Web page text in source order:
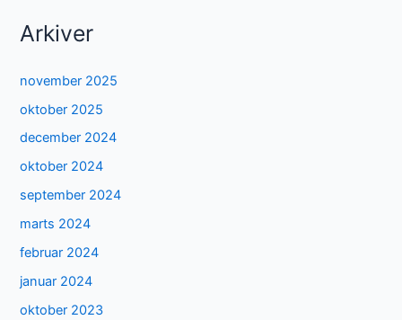
Arkiver
november 2025
oktober 2025
december 2024
oktober 2024
september 2024
marts 2024
februar 2024
januar 2024
oktober 2023